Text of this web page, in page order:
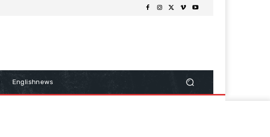
Englishnews